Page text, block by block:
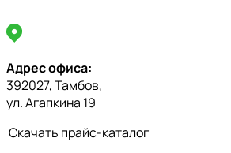
Адрес офиса:
392027, Тамбов,
ул. Агапкина 19
Скачать прайс-каталог